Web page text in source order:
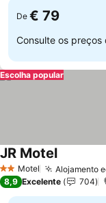
De € 79
Consulte os preços
Escolha popular
2 Estrelas
Motel Alojamento
JR Motel
8,9 Excelente 704